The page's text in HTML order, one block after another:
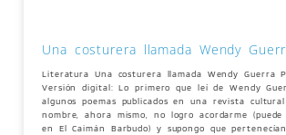
Una costurera llamada Wendy
Literatura Una costurera llamada Wendy Guerra
Versión digital: Lo primero que leí de Wendy
algunos poemas publicados en una revista
nombre, ahora mismo, no logro acordarme
en El Caimán Barbudo) y supongo que